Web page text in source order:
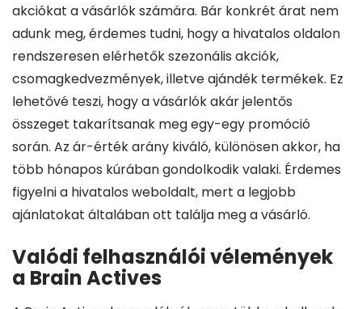
akciókat a vásárlók számára. Bár konkrét árat nem
adunk meg, érdemes tudni, hogy a hivatalos oldalon
rendszeresen elérhetők szezonális akciók,
csomagkedvezmények, illetve ajándék termékek. Ez
lehetővé teszi, hogy a vásárlók akár jelentős
összeget takarítsanak meg egy-egy promóció
során. Az ár-érték arány kiváló, különösen akkor, ha
több hónapos kúrában gondolkodik valaki. Érdemes
figyelni a hivatalos weboldalt, mert a legjobb
ajánlatokat általában ott találja meg a vásárló.
Valódi felhasználói vélemények
a Brain Actives